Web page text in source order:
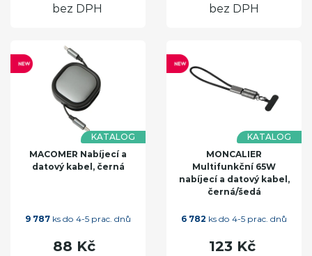
bez DPH bez DPH
KATALOG
MACOMER Nabíjecí a
datový kabel, černá
9 787 ks do 4-5 prac. dnů
88 Kč
KATALOG
MONCALIER
Multifunkční 65W
nabíjecí a datový kabel,
černá/šedá
6 782 ks do 4-5 prac. dnů
123 Kč